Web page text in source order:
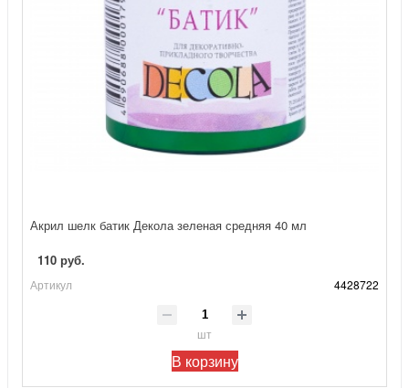
Акрил шелк батик Декола зеленая средняя 40 мл
110 руб.
Артикул 4428722
шт
В корзину